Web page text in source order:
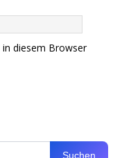
diesem Browser
Suchen